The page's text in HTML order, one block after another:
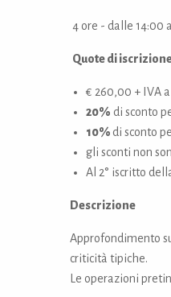
4 ore - dalle 14:00
Quote di
€ 260,00 + IVA
20% di sconto
10% di sconto
gli sconti non
Al 2° iscritto
Descrizione
Approfondimento
criticità tipiche.
Le operazioni